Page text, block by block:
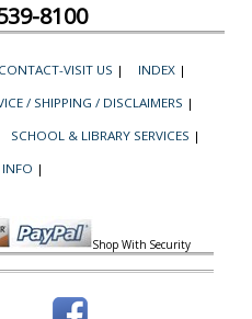
8100
CONTACT-VISIT US | INDEX |
/ SHIPPING / DISCLAIMERS |
SCHOOL & LIBRARY SERVICES |
|
Shop With Security